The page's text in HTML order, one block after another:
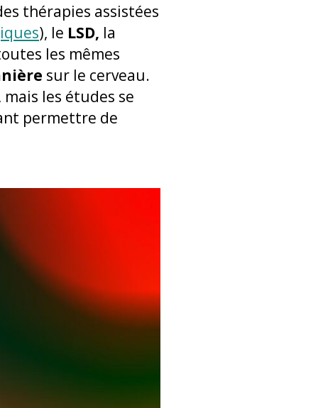
thérapies assistées
), le LSD, la
les mêmes
sur le cerveau.
les études se
permettre de